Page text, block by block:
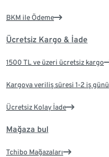
BKM ile Ödeme
Ücretsiz Kargo & İade
1500 TL ve üzeri ücretsiz kargo
Kargoya veriliş süresi 1-2 iş günü
Ücretsiz Kolay İade
Mağaza bul
Tchibo Mağazaları